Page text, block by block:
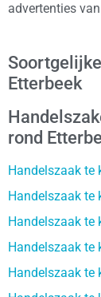
advertenties
Etterbeek
rond
Handelszaak te
Handelszaak te
Handelszaak te
Handelszaak te
Handelszaak te